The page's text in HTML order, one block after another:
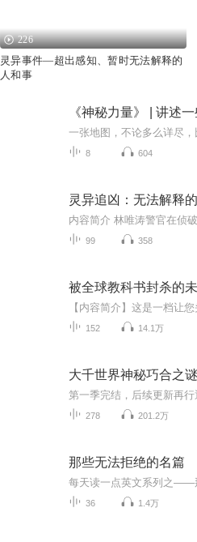
226
灵异事件—超出感知、暂时无法解释的
人和事
《神秘力量》 | 讲述
8 604
灵异追凶：无法解释
99 358
被全球教科书封杀的
152 14.1万
大千世界神秘巧合之
278 201.2万
那些无法拒绝的名篇
每天读一点英文系列之——
36 1.4万